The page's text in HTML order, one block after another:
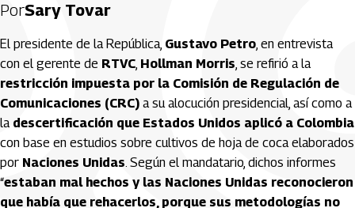
PorSary Tovar
El presidente de la República, Gustavo Petro, en entrevista
con el gerente de RTVC, Hollman Morris, se refirió a la
restricción impuesta por la Comisión de Regulación de
Comunicaciones (CRC) a su alocución presidencial, así como a
la descertificación que Estados Unidos aplicó a Colombia
con base en estudios sobre cultivos de hoja de coca elaborados
por Naciones Unidas. Según el mandatario, dichos informes
“estaban mal hechos y las Naciones Unidas reconocieron
que había que rehacerlos, porque sus metodologías no